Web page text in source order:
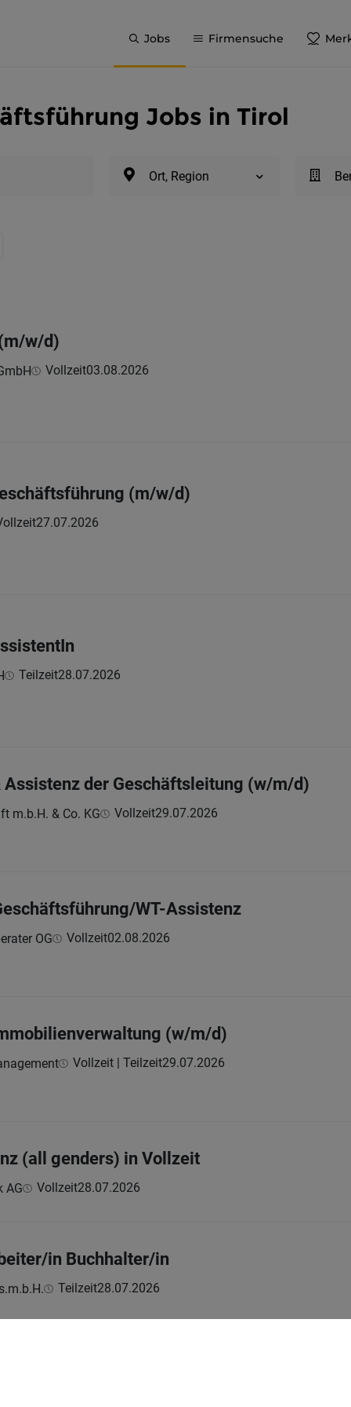
Jobs Firmensuche
Jobs in Tirol
Ort, Region
w/d)
Vollzeit03.08.2026
(m/w/d)
27.07.2026
Teilzeit28.07.2026
Assistenz der Geschäftsleitung (w/m/d)
m.b.H. & Co. KG Vollzeit29.07.2026
WT-Assistenz
OG Vollzeit02.08.2026
(w/m/d)
Vollzeit | Teilzeit29.07.2026
(all genders) in Vollzeit
AG Vollzeit28.07.2026
in Buchhalter/in
Teilzeit28.07.2026